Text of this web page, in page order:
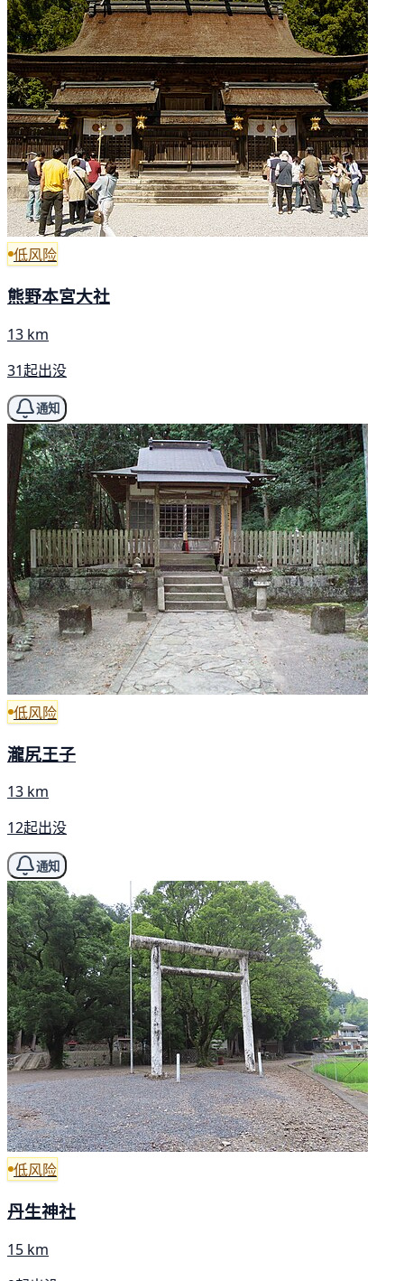
低风险
熊野本宮大社
13 km
31起出没
通知
低风险
瀧尻王子
13 km
12起出没
通知
低风险
丹生神社
15 km